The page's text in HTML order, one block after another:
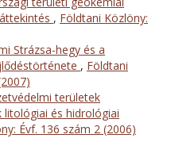
, Földtani Közlöny:
Strázsa-hegy és a
, Földtani
területek
és hidrológiai
Évf. 136 szám 2 (2006)